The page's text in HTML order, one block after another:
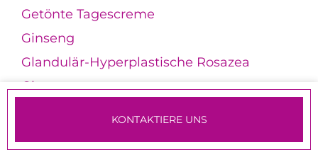
Getönte Tagescreme
Ginseng
Glandulär-Hyperplastische Rosazea
Glanzspray
TERMINE & ANMELDUNG
KONTAKTIERE UNS